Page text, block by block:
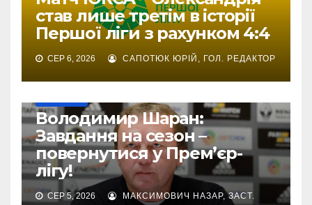
став лише третім в історії
Першої ліги з рахунком 4:4
СЕР 6, 2026 САПОТЮК ЮРІЙ, ГОЛ. РЕДАКТОР
Володимир Шаран:
Завдання на сезон –
повернутися у Прем’єр-
лігу!
СЕР 5, 2026 МАКСИМОВИЧ НАЗАР, ЗАСТ.